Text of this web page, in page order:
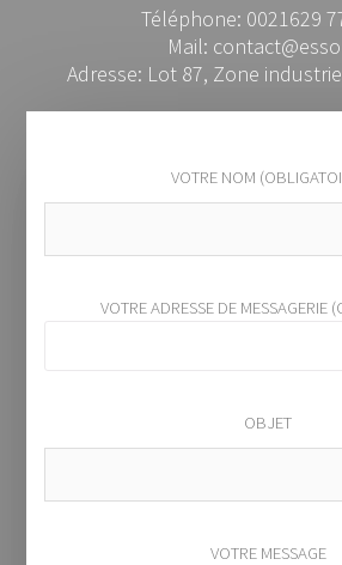
Téléphone: 0021629
Mail:
Adresse: Lot 87, Zone
VOTRE NOM
VOTRE ADRESSE DE MESSAGERIE
OBJET
VOTRE MESSAGE